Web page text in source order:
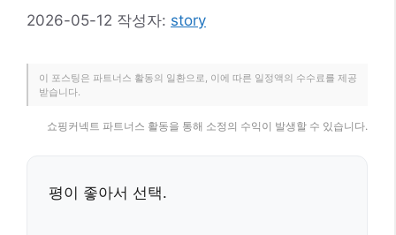
2026-05-12 작성자: story
이 포스팅은 파트너스 활동의 일환으로, 이에 따른 일정액의 수수료를 제공
받습니다.
쇼핑커넥트 파트너스 활동을 통해 소정의 수익이 발생할 수 있습니다.
평이 좋아서 선택.